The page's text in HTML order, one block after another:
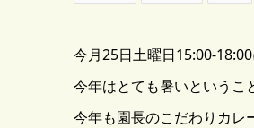
今月25日土曜日15:00-
今年はとても暑いというこ
今年も園長のこだわりカレ